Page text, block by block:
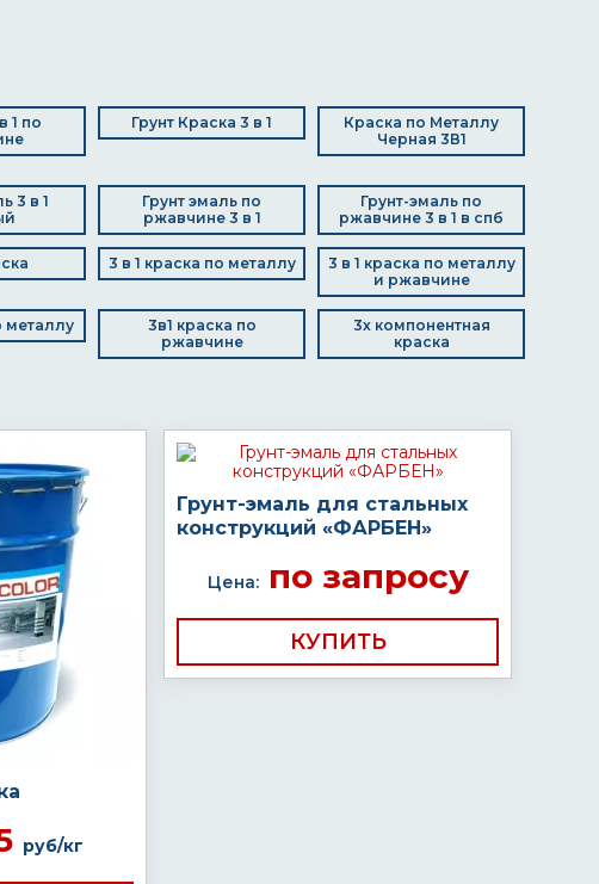
1 по
Грунт Краска 3 в 1
Краска по Металлу
Черная 3В1
3 в 1
Грунт эмаль по
ржавчине 3 в 1
Грунт-эмаль по
ржавчине 3 в 1 в спб
3 в 1 краска по металлу
3 в 1 краска по металлу
и ржавчине
металлу
3в1 краска по
ржавчине
3х компонентная
краска
руб/кг
Грунт-эмаль для стальных
конструкций «ФАРБЕН»
Цена:по запросу
КУПИТЬ